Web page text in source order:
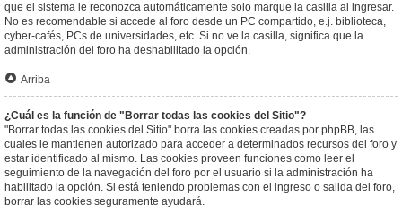
que el sistema le reconozca automáticamente solo marque la casilla al ingresar.
No es recomendable si accede al foro desde un PC compartido, e.j. biblioteca,
cyber-cafés, PCs de universidades, etc. Si no ve la casilla, significa que la
administración del foro ha deshabilitado la opción.
Arriba
¿Cuál es la función de "Borrar todas las cookies del Sitio"?
"Borrar todas las cookies del Sitio" borra las cookies creadas por phpBB, las
cuales le mantienen autorizado para acceder a determinados recursos del foro y
estar identificado al mismo. Las cookies proveen funciones como leer el
seguimiento de la navegación del foro por el usuario si la administración ha
habilitado la opción. Si está teniendo problemas con el ingreso o salida del foro,
borrar las cookies seguramente ayudará.